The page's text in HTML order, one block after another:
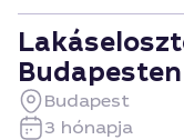
Budapesten
Budapest
3 hónapja